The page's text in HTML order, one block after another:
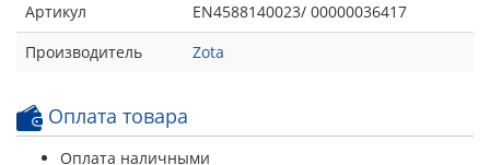
Артикул
EN4588140023/ 00000036417
Производитель
Zota
Оплата товара
Оплата наличными